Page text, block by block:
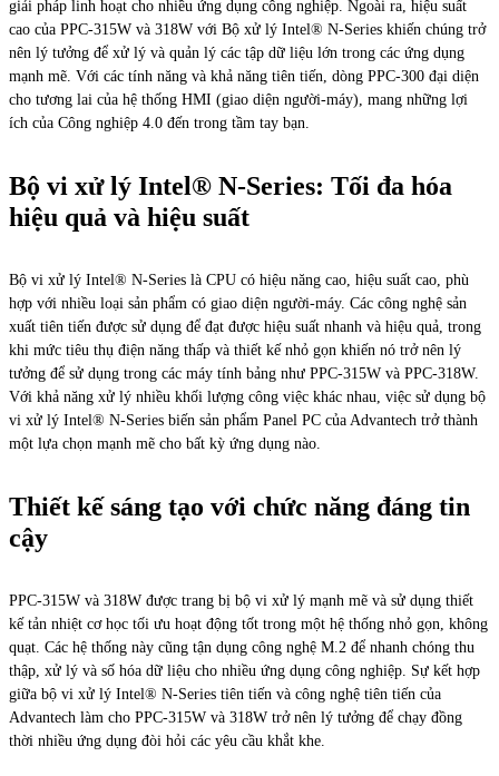
giải pháp linh hoạt cho nhiều ứng dụng công nghiệp. Ngoài ra, hiệu suất
cao của PPC-315W và 318W với Bộ xử lý Intel® N-Series khiến chúng trở
nên lý tưởng để xử lý và quản lý các tập dữ liệu lớn trong các ứng dụng
mạnh mẽ. Với các tính năng và khả năng tiên tiến, dòng PPC-300 đại diện
cho tương lai của hệ thống HMI (giao diện người-máy), mang những lợi
ích của Công nghiệp 4.0 đến trong tầm tay bạn.
Bộ vi xử lý Intel® N-Series: Tối đa hóa
hiệu quả và hiệu suất
Bộ vi xử lý Intel® N-Series là CPU có hiệu năng cao, hiệu suất cao, phù
hợp với nhiều loại sản phẩm có giao diện người-máy. Các công nghệ sản
xuất tiên tiến được sử dụng để đạt được hiệu suất nhanh và hiệu quả, trong
khi mức tiêu thụ điện năng thấp và thiết kế nhỏ gọn khiến nó trở nên lý
tưởng để sử dụng trong các máy tính bảng như PPC-315W và PPC-318W.
Với khả năng xử lý nhiều khối lượng công việc khác nhau, việc sử dụng bộ
vi xử lý Intel® N-Series biến sản phẩm Panel PC của Advantech trở thành
một lựa chọn mạnh mẽ cho bất kỳ ứng dụng nào.
Thiết kế sáng tạo với chức năng đáng tin
cậy
PPC-315W và 318W được trang bị bộ vi xử lý mạnh mẽ và sử dụng thiết
kế tản nhiệt cơ học tối ưu hoạt động tốt trong một hệ thống nhỏ gọn, không
quạt. Các hệ thống này cũng tận dụng công nghệ M.2 để nhanh chóng thu
thập, xử lý và số hóa dữ liệu cho nhiều ứng dụng công nghiệp. Sự kết hợp
giữa bộ vi xử lý Intel® N-Series tiên tiến và công nghệ tiên tiến của
Advantech làm cho PPC-315W và 318W trở nên lý tưởng để chạy đồng
thời nhiều ứng dụng đòi hỏi các yêu cầu khắt khe.